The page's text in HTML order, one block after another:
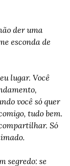
der uma
esconda de
lugar. Você
você só quer
tudo bem.
Só
segredo: se